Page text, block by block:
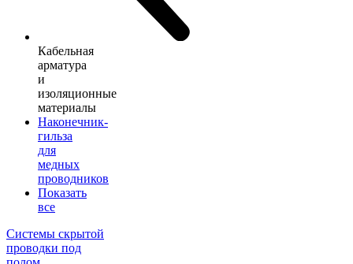
Кабельная
арматура
и
изоляционные
материалы
Наконечник-
гильза
для
медных
проводников
Показать
все
Системы скрытой
проводки под